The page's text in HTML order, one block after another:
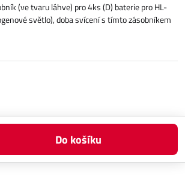
(ve tvaru láhve) pro 4ks (D) baterie pro HL-
světlo), doba svícení s tímto zásobníkem
Do košíku